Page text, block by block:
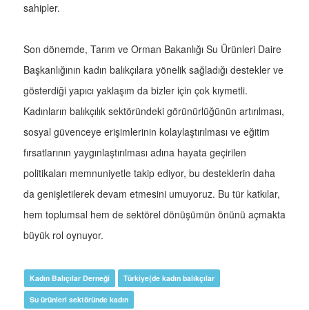
sahipler.
Son dönemde, Tarım ve Orman Bakanlığı Su Ürünleri Daire
Başkanlığının kadın balıkçılara yönelik sağladığı destekler ve
gösterdiği yapıcı yaklaşım da bizler için çok kıymetli.
Kadınların balıkçılık sektöründeki görünürlüğünün artırılması,
sosyal güvenceye erişimlerinin kolaylaştırılması ve eğitim
fırsatlarının yaygınlaştırılması adına hayata geçirilen
politikaları memnuniyetle takip ediyor, bu desteklerin daha
da genişletilerek devam etmesini umuyoruz. Bu tür katkılar,
hem toplumsal hem de sektörel dönüşümün önünü açmakta
büyük rol oynuyor.
Kadın Balıçılar Derneği Türkiye{de kadın balıkçılar
Su ürünleri sektöründe kadın